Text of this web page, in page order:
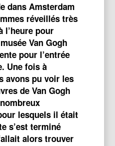
dans Amsterdam
réveillés très
l’heure pour
Van Gogh
pour l’entrée
Une fois à
avons pu voir les
de Van Gogh
lesquels il était
s’est terminé
alors trouver